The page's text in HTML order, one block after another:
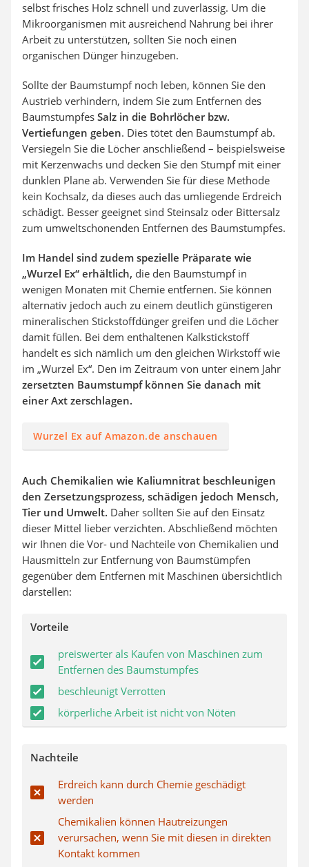
selbst frisches Holz schnell und zuverlässig. Um die
Mikroorganismen mit ausreichend Nahrung bei ihrer
Arbeit zu unterstützen, sollten Sie noch einen
organischen Dünger hinzugeben.
Sollte der Baumstumpf noch leben, können Sie den
Austrieb verhindern, indem Sie zum Entfernen des
Baumstumpfes Salz in die Bohrlöcher bzw.
Vertiefungen geben. Dies tötet den Baumstumpf ab.
Versiegeln Sie die Löcher anschließend – beispielsweise
mit Kerzenwachs und decken Sie den Stumpf mit einer
dunklen Plane ab. Verwenden Sie für diese Methode
kein Kochsalz, da dieses auch das umliegende Erdreich
schädigt. Besser geeignet sind Steinsalz oder Bittersalz
zum umweltschonenden Entfernen des Baumstumpfes.
Im Handel sind zudem spezielle Präparate wie
„Wurzel Ex“ erhältlich, die den Baumstumpf in
wenigen Monaten mit Chemie entfernen. Sie können
alternativ jedoch auch zu einem deutlich günstigeren
mineralischen Stickstoffdünger greifen und die Löcher
damit füllen. Bei dem enthaltenen Kalkstickstoff
handelt es sich nämlich um den gleichen Wirkstoff wie
im „Wurzel Ex“. Den im Zeitraum von unter einem Jahr
zersetzten Baumstumpf können Sie danach mit
einer Axt zerschlagen.
Wurzel Ex auf Amazon.de anschauen
Auch Chemikalien wie Kaliumnitrat beschleunigen
den Zersetzungsprozess, schädigen jedoch Mensch,
Tier und Umwelt. Daher sollten Sie auf den Einsatz
dieser Mittel lieber verzichten. Abschließend möchten
wir Ihnen die Vor- und Nachteile von Chemikalien und
Hausmitteln zur Entfernung von Baumstümpfen
gegenüber dem Entfernen mit Maschinen übersichtlich
darstellen:
Vorteile
preiswerter als Kaufen von Maschinen zum
Entfernen des Baumstumpfes
beschleunigt Verrotten
körperliche Arbeit ist nicht von Nöten
Nachteile
Erdreich kann durch Chemie geschädigt
werden
Chemikalien können Hautreizungen
verursachen, wenn Sie mit diesen in direkten
Kontakt kommen